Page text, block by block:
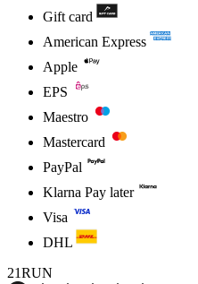
Gift card
American Express
Apple
EPS
Maestro
Mastercard
PayPal
Klarna Pay later
Visa
DHL
21RUN